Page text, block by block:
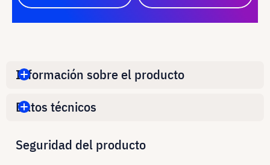
Información sobre el producto
Datos técnicos
Seguridad del producto